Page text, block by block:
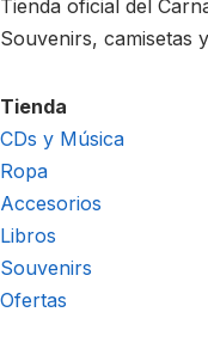
Tienda oficial del
Souvenirs, camisetas
Tienda
CDs y Música
Ropa
Accesorios
Libros
Souvenirs
Ofertas